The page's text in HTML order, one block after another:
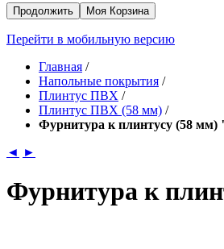
Продолжить Моя Корзина
Перейти в мобильную версию
Главная /
Напольные покрытия /
Плинтус ПВХ /
Плинтус ПВХ (58 мм) /
Фурнитура к плинтусу (58
◄ ►
Фурнитура к